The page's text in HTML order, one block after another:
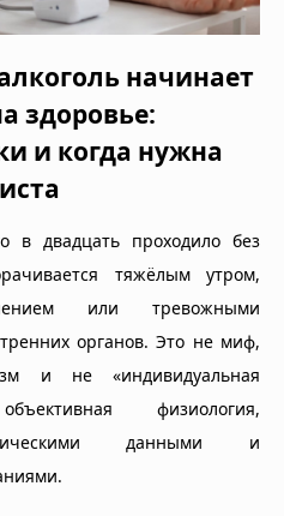
начинает
здоровье:
и когда нужна
в двадцать проходило без
тяжёлым утром,
или тревожными
органов. Это не миф,
и не «индивидуальная
физиология,
данными и